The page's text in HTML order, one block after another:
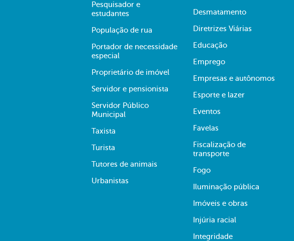
Pesquisador e
estudantes
População de rua
Portador de necessidade
especial
Proprietário de imóvel
Servidor e pensionista
Servidor Público
Municipal
Taxista
Turista
Tutores de animais
Urbanistas
Desmatamento
Diretrizes Viárias
Educação
Emprego
Empresas e autônomos
Esporte e lazer
Eventos
Favelas
Fiscalização de
transporte
Fogo
Iluminação pública
Imóveis e obras
Injúria racial
Integridade